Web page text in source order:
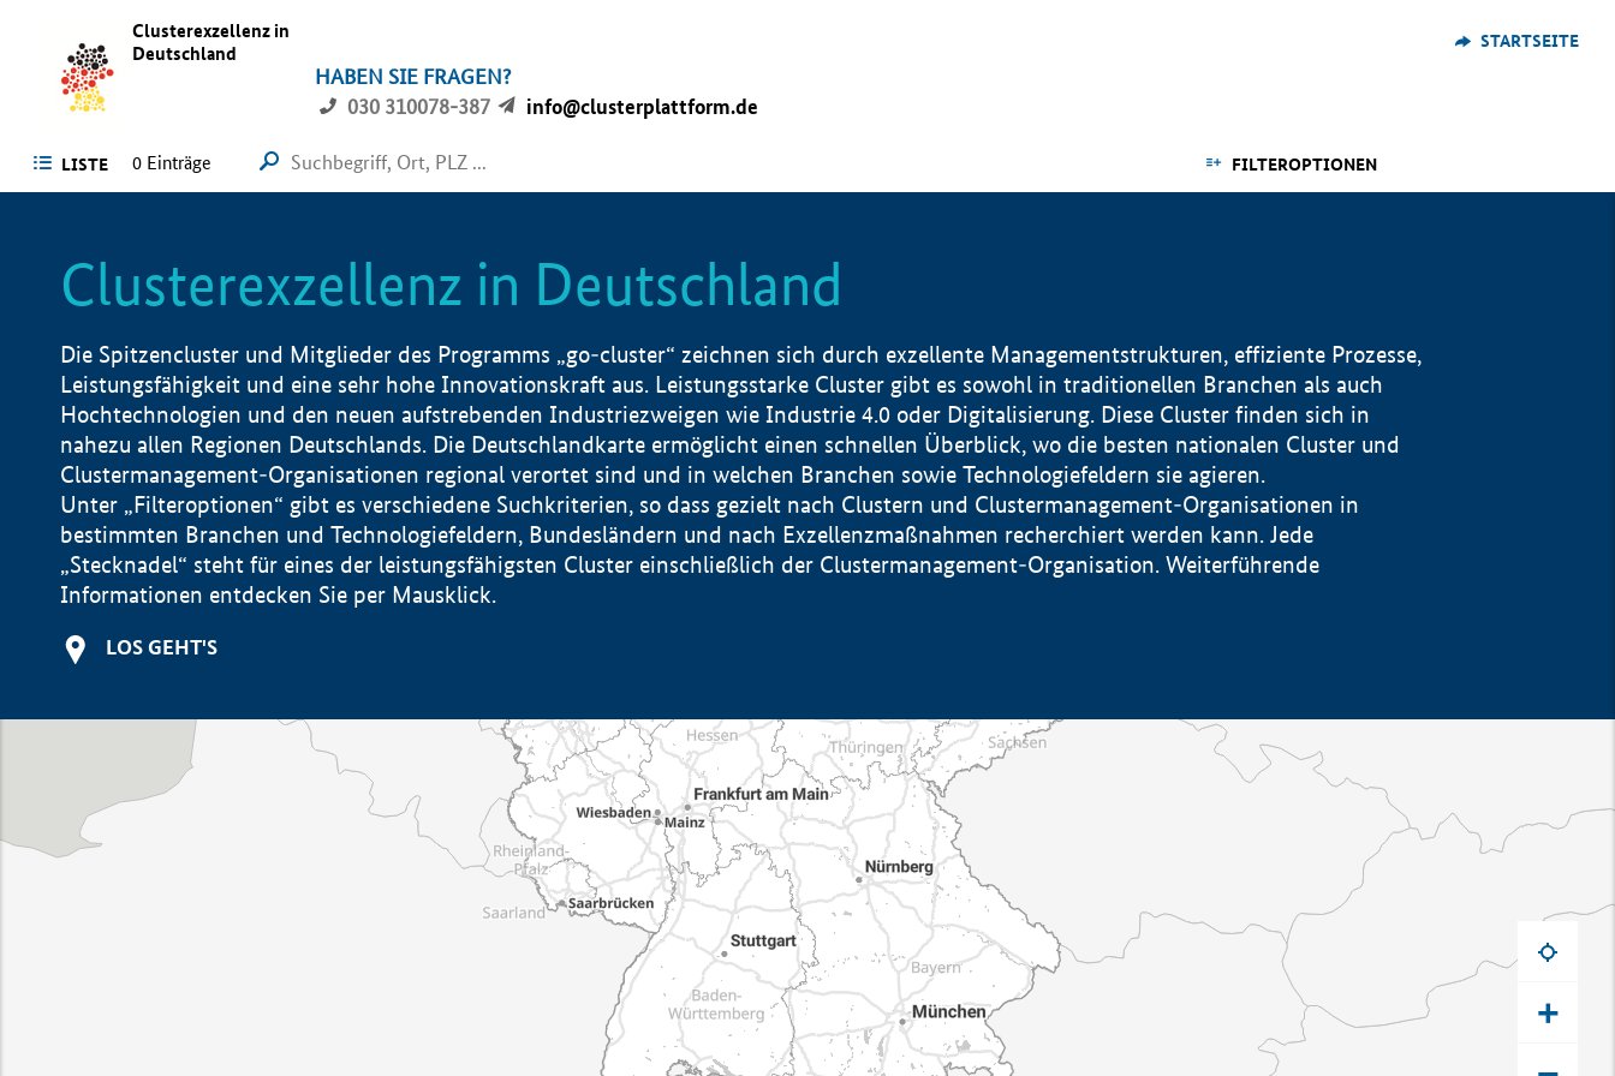
Clusterexzellenz in
Deutschland
HABEN SIE FRAGEN?
030 310078-387
info@clusterplattform.de
STARTSEITE
LISTE FILTEROPTIONEN
0 Einträge
Clusterexzellenz in Deutschland
Die Spitzencluster und Mitglieder des Programms „go-cluster“ zeichnen sich durch exzellente Managementstrukturen, effiziente Prozesse,
Leistungsfähigkeit und eine sehr hohe Innovationskraft aus. Leistungsstarke Cluster gibt es sowohl in traditionellen Branchen als auch
Hochtechnologien und den neuen aufstrebenden Industriezweigen wie Industrie 4.0 oder Digitalisierung. Diese Cluster finden sich in
nahezu allen Regionen Deutschlands. Die Deutschlandkarte ermöglicht einen schnellen Überblick, wo die besten nationalen Cluster und
Clustermanagement-Organisationen regional verortet sind und in welchen Branchen sowie Technologiefeldern sie agieren.
Unter „Filteroptionen“ gibt es verschiedene Suchkriterien, so dass gezielt nach Clustern und Clustermanagement-Organisationen in
bestimmten Branchen und Technologiefeldern, Bundesländern und nach Exzellenzmaßnahmen recherchiert werden kann. Jede
„Stecknadel“ steht für eines der leistungsfähigsten Cluster einschließlich der Clustermanagement-Organisation. Weiterführende
Informationen entdecken Sie per Mausklick.
LOS GEHT'S
+